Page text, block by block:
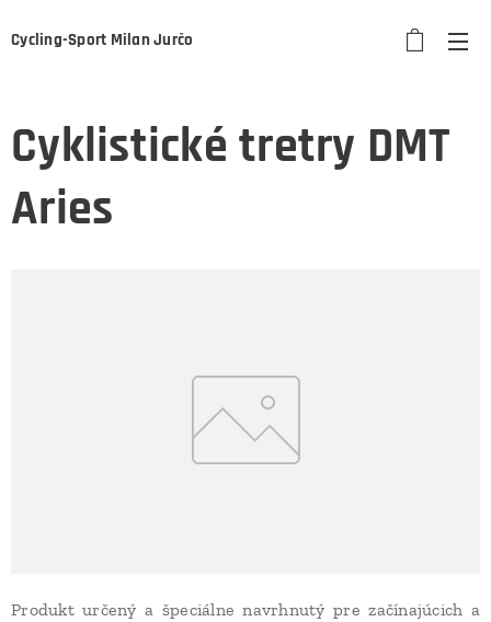
Cycling-Sport Milan Jurčo
Cyklistické tretry DMT
Aries
Produkt určený a špeciálne navrhnutý pre začínajúcich a